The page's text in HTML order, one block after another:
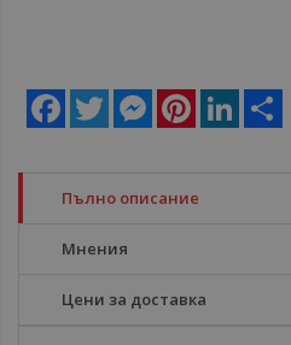
Facebook
Twitter MessengerPinterestLinkedIn
Пълно описание
Мнения
Цени за доставка